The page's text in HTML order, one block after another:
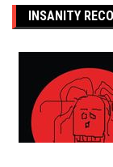
INSANITY